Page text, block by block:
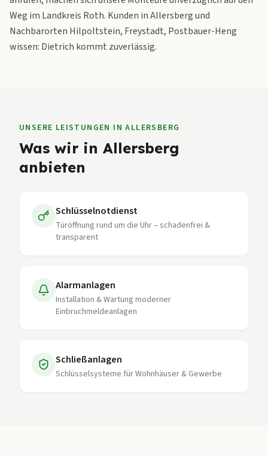
Weg im Landkreis Roth. Kunden in Allersberg und
Nachbarorten Hilpoltstein, Freystadt, Postbauer-Heng
wissen: Dietrich kommt zuverlässig.
UNSERE LEISTUNGEN INALLERSBERG
Was wir in Allersberg
anbieten
Schlüsselnotdienst
Türöffnung rund um die Uhr – schadenfrei &
transparent
Alarmanlagen
Installation & Wartung moderner
Einbruchmeldeanlagen
Schließanlagen
Schlüsselsysteme für Wohnhäuser & Gewerbe